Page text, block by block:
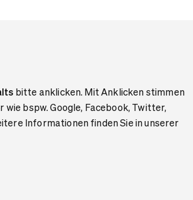
bitte anklicken. Mit Anklicken stimmen
bspw. Google, Facebook, Twitter,
Informationen finden Sie in unserer